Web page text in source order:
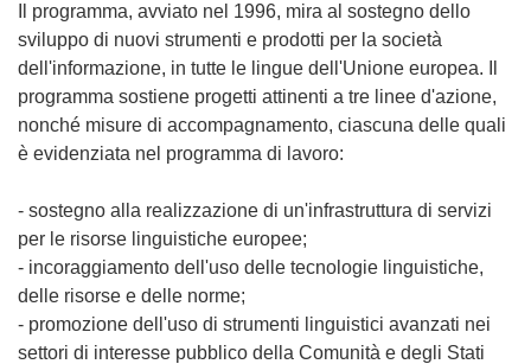
Il programma, avviato nel 1996, mira al sostegno dello
sviluppo di nuovi strumenti e prodotti per la società
dell'informazione, in tutte le lingue dell'Unione europea. Il
programma sostiene progetti attinenti a tre linee d'azione,
nonché misure di accompagnamento, ciascuna delle quali
è evidenziata nel programma di lavoro:
- sostegno alla realizzazione di un'infrastruttura di servizi
per le risorse linguistiche europee;
- incoraggiamento dell'uso delle tecnologie linguistiche,
delle risorse e delle norme;
- promozione dell'uso di strumenti linguistici avanzati nei
settori di interesse pubblico della Comunità e degli Stati